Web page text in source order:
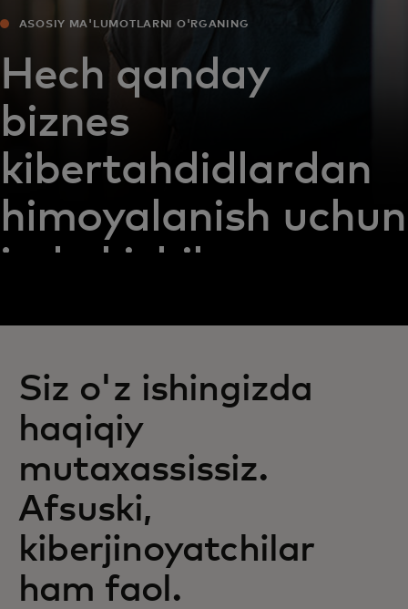
ASOSIY MA'LUMOTLARNI O'RGANING
Hech qanday
biznes
kibertahdidlardan
himoyalanish uchun
juda kichik emas
Siz o'z ishingizda
haqiqiy
mutaxassissiz.
Afsuski,
kiberjinoyatchilar
ham faol.